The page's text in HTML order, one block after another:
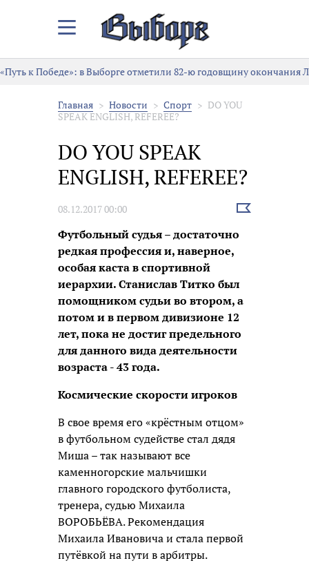
Закрыть/
меню
«Путь к Победе»: в Выборге отметили 82-ю годовщину окончания
Главная Новости Спорт
DO YOU
SPEAK ENGLISH, REFEREE?
DO YOU SPEAK
ENGLISH, REFEREE?
08.12.2017 00:00
Выбрать
Футбольный судья – достаточно
редкая профессия и, наверное,
особая каста в спортивной
иерархии. Станислав Титко был
помощником судьи во втором, а
потом и в первом дивизионе 12
лет, пока не достиг предельного
для данного вида деятельности
возраста - 43 года.
Космические скорости игроков
В свое время его «крёстным отцом»
в футбольном судействе стал дядя
Миша – так называют все
каменногорские мальчишки
главного городского футболиста,
тренера, судью Михаила
ВОРОБЬЁВА. Рекомендация
Михаила Ивановича и стала первой
путёвкой на пути в арбитры.